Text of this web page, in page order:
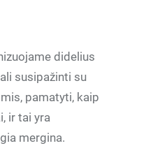
didelius
susipažinti su
pamatyti, kaip
ir tai yra
mergina.